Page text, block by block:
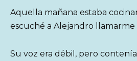
Aquella mañana estaba
escuché a Alejandro
Su voz era débil, pero